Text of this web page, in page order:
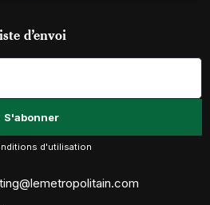
d’envoi
d'utilisation